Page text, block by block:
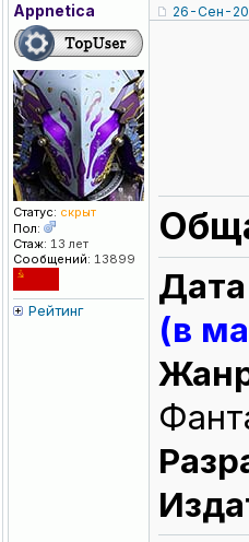
Appnetica
Статус: скрыт
Пол:
Стаж: 13 лет
Сообщений: 13899
Рейтинг
26-Сен-
(в